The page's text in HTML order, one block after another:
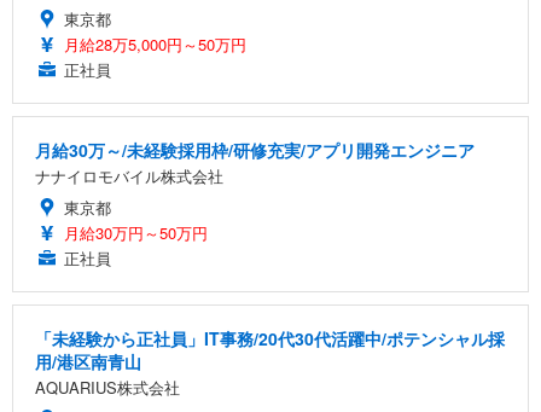
東京都
月給28万5,000円～50万円
正社員
月給30万～/未経験採用枠/研修充実/アプリ開発エンジニア
ナナイロモバイル株式会社
東京都
月給30万円～50万円
正社員
「未経験から正社員」IT事務/20代30代活躍中/ポテンシャル採
用/港区南青山
AQUARIUS株式会社